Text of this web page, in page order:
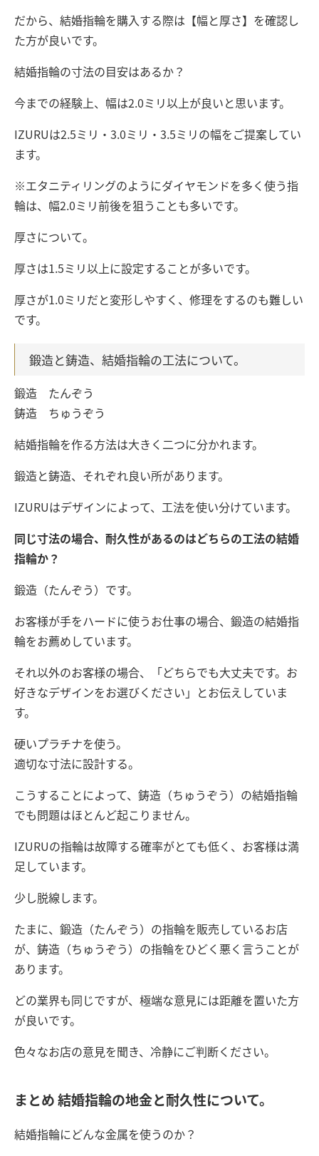
だから、結婚指輪を購入する際は【幅と厚さ】を確認し
た方が良いです。
結婚指輪の寸法の目安はあるか？
今までの経験上、幅は2.0ミリ以上が良いと思います。
IZURUは2.5ミリ・3.0ミリ・3.5ミリの幅をご提案してい
ます。
※エタニティリングのようにダイヤモンドを多く使う指
輪は、幅2.0ミリ前後を狙うことも多いです。
厚さについて。
厚さは1.5ミリ以上に設定することが多いです。
厚さが1.0ミリだと変形しやすく、修理をするのも難しい
です。
鍛造と鋳造、結婚指輪の工法について。
鍛造 たんぞう
鋳造 ちゅうぞう
結婚指輪を作る方法は大きく二つに分かれます。
鍛造と鋳造、それぞれ良い所があります。
IZURUはデザインによって、工法を使い分けています。
同じ寸法の場合、耐久性があるのはどちらの工法の結婚
指輪か？
鍛造（たんぞう）です。
お客様が手をハードに使うお仕事の場合、鍛造の結婚指
輪をお薦めしています。
それ以外のお客様の場合、「どちらでも大丈夫です。お
好きなデザインをお選びください」とお伝えしていま
す。
硬いプラチナを使う。
適切な寸法に設計する。
こうすることによって、鋳造（ちゅうぞう）の結婚指輪
でも問題はほとんど起こりません。
IZURUの指輪は故障する確率がとても低く、お客様は満
足しています。
少し脱線します。
たまに、鍛造（たんぞう）の指輪を販売しているお店
が、鋳造（ちゅうぞう）の指輪をひどく悪く言うことが
あります。
どの業界も同じですが、極端な意見には距離を置いた方
が良いです。
色々なお店の意見を聞き、冷静にご判断ください。
まとめ 結婚指輪の地金と耐久性について。
結婚指輪にどんな金属を使うのか？